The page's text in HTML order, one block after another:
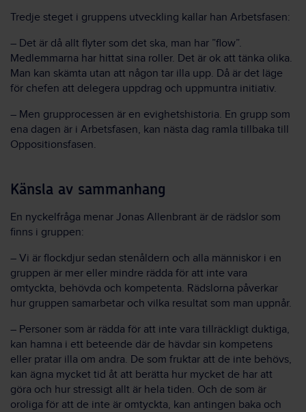
Tredje steget i gruppens utveckling kallar han Arbetsfasen:
– Det är då allt flyter som det ska, man har ”flow”.
Medlemmarna har hittat sina roller. Det är ok att tänka olika.
Man kan skämta utan att någon tar illa upp. Då är det läge
för chefen att delegera uppdrag och uppmuntra initiativ.
– Men grupprocessen är en evighetshistoria. En grupp som
ena dagen är i Arbetsfasen, kan nästa dag ramla tillbaka till
Oppositionsfasen.
Känsla av sammanhang
En nyckelfråga menar Jonas Allenbrant är de rädslor som
finns i gruppen:
– Vi är flockdjur sedan stenåldern och alla människor i en
gruppen är mer eller mindre rädda för att inte vara
omtyckta, behövda och kompetenta. Rädslorna påverkar
hur gruppen samarbetar och vilka resultat som man uppnår.
– Personer som är rädda för att inte vara tillräckligt duktiga,
kan hamna i ett beteende där de hävdar sin kompetens
eller pratar illa om andra. De som fruktar att de inte behövs,
kan ägna mycket tid åt att berätta hur mycket de har att
göra och hur stressigt allt är hela tiden. Och de som är
oroliga för att de inte är omtyckta, kan antingen baka och